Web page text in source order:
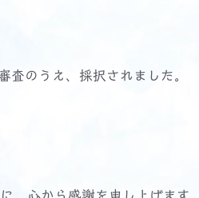
査のうえ、採択されました。